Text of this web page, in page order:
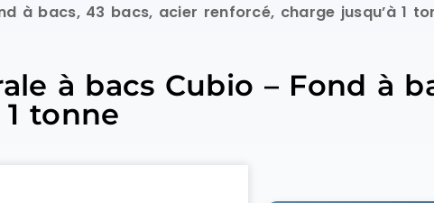
à bacs, 43 bacs, acier renforcé, charge jusqu’à 1
à bacs Cubio – Fond à
tonne